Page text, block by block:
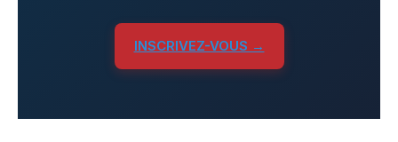
INSCRIVEZ-VOUS →